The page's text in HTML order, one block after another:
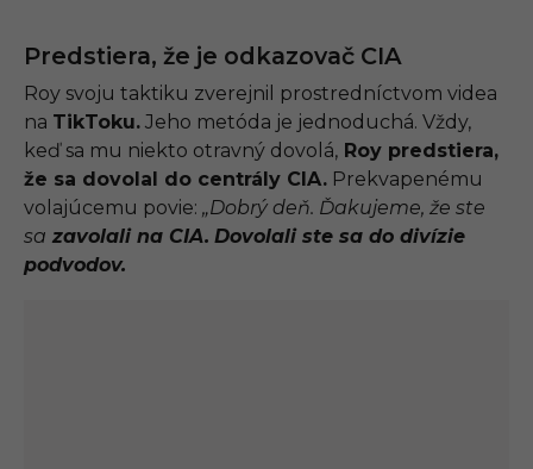
Predstiera, že je odkazovač CIA
Roy svoju taktiku zverejnil prostredníctvom videa
na TikToku. Jeho metóda je jednoduchá. Vždy,
keď sa mu niekto otravný dovolá, Roy predstiera,
že sa dovolal do centrály CIA. Prekvapenému
volajúcemu povie: „Dobrý deň. Ďakujeme, že ste
sa zavolali na CIA. Dovolali ste sa do divízie
podvodov.